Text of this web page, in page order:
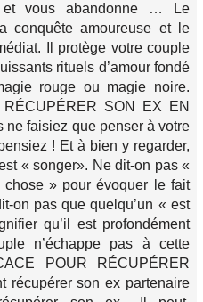
et vous abandonne … Le
conquête amoureuse et le
Il protège votre couple
rituels d’amour fondé
rouge ou magie noire.
SON EX EN
ne faisiez que penser à votre
! Et à bien y regarder,
« songer». Ne dit-on pas «
» pour évoquer le fait
on pas que quelqu’un « est
qu’il est profondément
n’échappe pas à cette
POUR RÉCUPÉRER
récupérer son ex partenaire